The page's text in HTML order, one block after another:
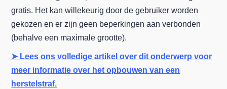
gratis. Het kan willekeurig door de gebruiker worden
gekozen en er zijn geen beperkingen aan verbonden
(behalve een maximale grootte).
➤ Lees ons volledige artikel over dit onderwerp voor
meer informatie over het opbouwen van een
herstelstraf.